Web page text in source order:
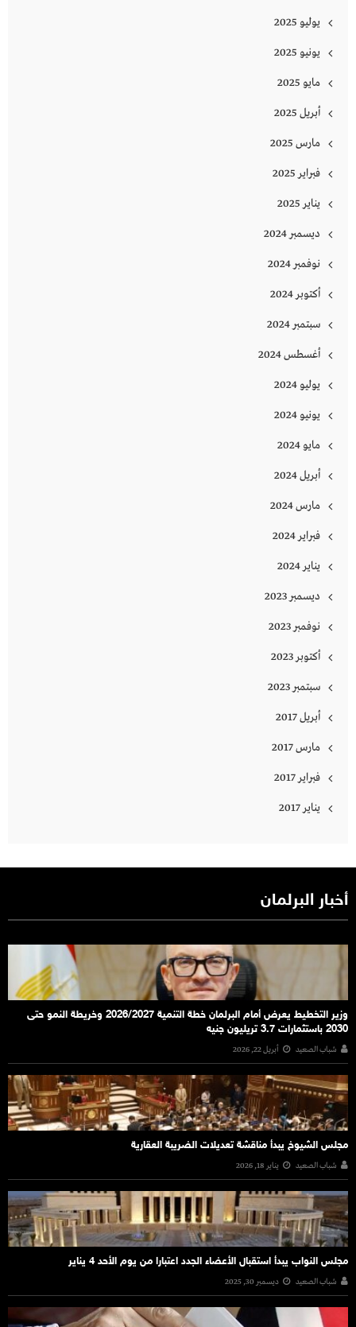
يوليو 2025
يونيو 2025
مايو 2025
أبريل 2025
مارس 2025
فبراير 2025
يناير 2025
ديسمبر 2024
نوفمبر 2024
أكتوبر 2024
سبتمبر 2024
أغسطس 2024
يوليو 2024
يونيو 2024
مايو 2024
أبريل 2024
مارس 2024
فبراير 2024
يناير 2024
ديسمبر 2023
نوفمبر 2023
أكتوبر 2023
سبتمبر 2023
أبريل 2017
مارس 2017
فبراير 2017
يناير 2017
أخبار البرلمان
وزير التخطيط يعرض أمام البرلمان خطة التنمية 2026/2027 وخريطة النمو حتى
2030 باستثمارات 3.7 تريليون جنيه
شباب الصعيد أبريل 22, 2026
مجلس الشيوخ يبدأ مناقشة تعديلات الضريبة العقارية
شباب الصعيد يناير 18, 2026
مجلس النواب يبدأ استقبال الأعضاء الجدد اعتبارا من يوم الأحد 4 يناير
شباب الصعيد ديسمبر 30, 2025